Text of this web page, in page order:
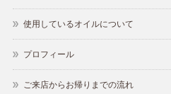
使用しているオイルについて
プロフィール
ご来店からお帰りまでの流れ